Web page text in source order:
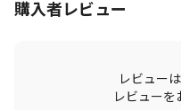
購入者レビュー
レビュー
レビューを